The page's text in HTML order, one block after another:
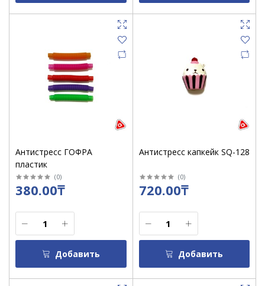
Антистресс ГОФРА
пластик
(0)
380.00₸
Добавить
Антистресс капкейк SQ-128
(0)
720.00₸
Добавить